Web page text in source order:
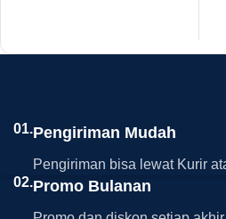
01.Pengiriman Mudah
Pengiriman bisa lewat Kurir
02.Promo Bulanan